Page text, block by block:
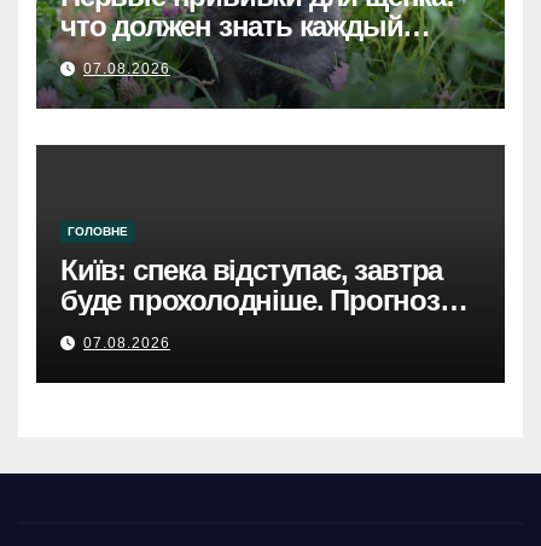
что должен знать каждый
хозяин
07.08.2026
ГОЛОВНЕ
Київ: спека відступає, завтра
буде прохолодніше. Прогноз
погоди
07.08.2026